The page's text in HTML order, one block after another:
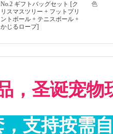
No.2 ギフトバッグセット [ク
リスマスツリー + フットプリ
ントボール + テニスボール +
かじるロープ]
色